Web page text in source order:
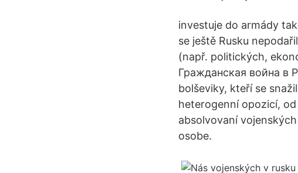
investuje do armády
se ještě Rusku
(např. politických,
Гражданская война в
bolševiky, kteří se
heterogenní opozicí,
absolvovaní
osobe.